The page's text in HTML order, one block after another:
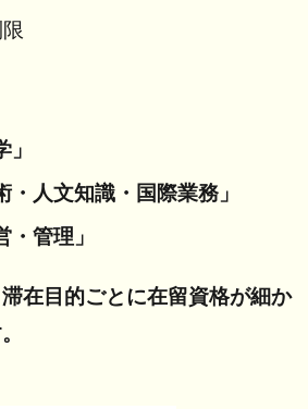
」
・人文知識・国際業務」
・管理」
滞在目的ごとに在留資格が細か